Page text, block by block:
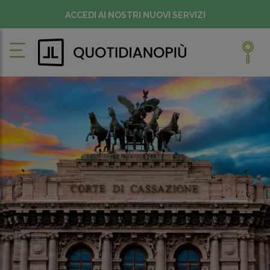
ACCEDI AI NOSTRI NUOVI SERVIZI